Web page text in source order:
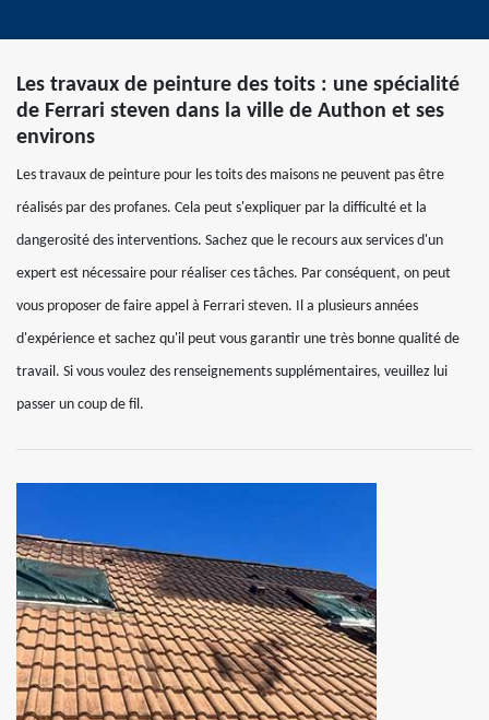
Les travaux de peinture des toits : une spécialité
de Ferrari steven dans la ville de Authon et ses
environs
Les travaux de peinture pour les toits des maisons ne peuvent pas être
réalisés par des profanes. Cela peut s'expliquer par la difficulté et la
dangerosité des interventions. Sachez que le recours aux services d'un
expert est nécessaire pour réaliser ces tâches. Par conséquent, on peut
vous proposer de faire appel à Ferrari steven. Il a plusieurs années
d'expérience et sachez qu'il peut vous garantir une très bonne qualité de
travail. Si vous voulez des renseignements supplémentaires, veuillez lui
passer un coup de fil.